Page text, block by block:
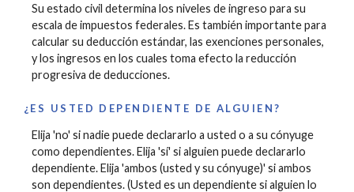
Su estado civil determina los niveles de ingreso para su
escala de impuestos federales. Es también importante para
calcular su deducción estándar, las exenciones personales,
y los ingresos en los cuales toma efecto la reducción
progresiva de deducciones.
¿ES USTED DEPENDIENTE DE ALGUIEN?
Elija 'no' si nadie puede declararlo a usted o a su cónyuge
como dependientes. Elija 'sí' si alguien puede declararlo
dependiente. Elija 'ambos (usted y su cónyuge)' si ambos
son dependientes. (Usted es un dependiente si alguien lo